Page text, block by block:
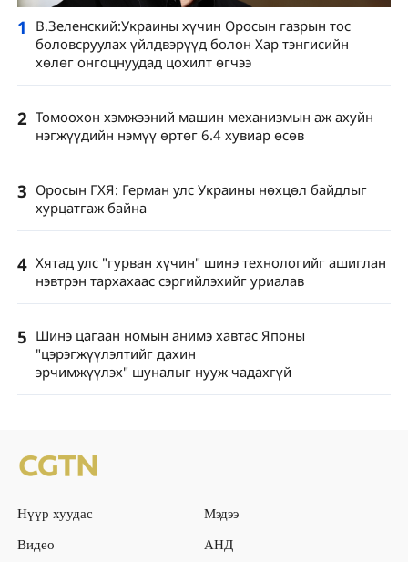
1
В.Зеленский:Украины хүчин Оросын газрын тос
боловсруулах үйлдвэрүүд болон Хар тэнгисийн
хөлөг онгоцнуудад цохилт өгчээ
2 Томоохон хэмжээний машин механизмын аж ахуйн
нэгжүүдийн нэмүү өртөг 6.4 хувиар өсөв
3 Оросын ГХЯ: Герман улс Украины нөхцөл байдлыг
хурцатгаж байна
4 Хятад улс "гурван хүчин" шинэ технологийг ашиглан
нэвтрэн тархахаас сэргийлэхийг уриалав
5 Шинэ цагаан номын анимэ хавтас Японы
"цэрэгжүүлэлтийг дахин
эрчимжүүлэх" шуналыг нууж чадахгүй
Нүүр хуудас
Мэдээ
Видео
АНД